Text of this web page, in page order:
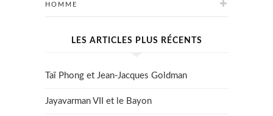
HOMME
LES ARTICLES PLUS RÉCENTS
Taï Phong et Jean-Jacques Goldman
Jayavarman VII et le Bayon